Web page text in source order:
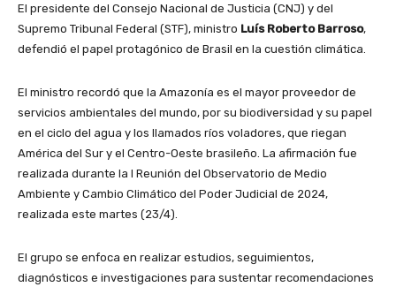
El presidente del Consejo Nacional de Justicia (CNJ) y del
Supremo Tribunal Federal (STF), ministro Luís Roberto Barroso,
defendió el papel protagónico de Brasil en la cuestión climática.
El ministro recordó que la Amazonía es el mayor proveedor de
servicios ambientales del mundo, por su biodiversidad y su papel
en el ciclo del agua y los llamados ríos voladores, que riegan
América del Sur y el Centro-Oeste brasileño. La afirmación fue
realizada durante la I Reunión del Observatorio de Medio
Ambiente y Cambio Climático del Poder Judicial de 2024,
realizada este martes (23/4).
El grupo se enfoca en realizar estudios, seguimientos,
diagnósticos e investigaciones para sustentar recomendaciones